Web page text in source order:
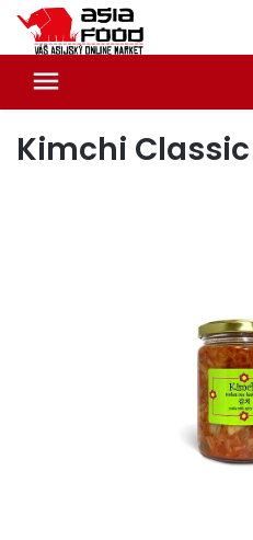
Kimchi